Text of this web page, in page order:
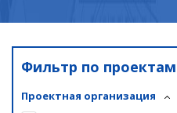
Фильтр по проектам
Проектная организация